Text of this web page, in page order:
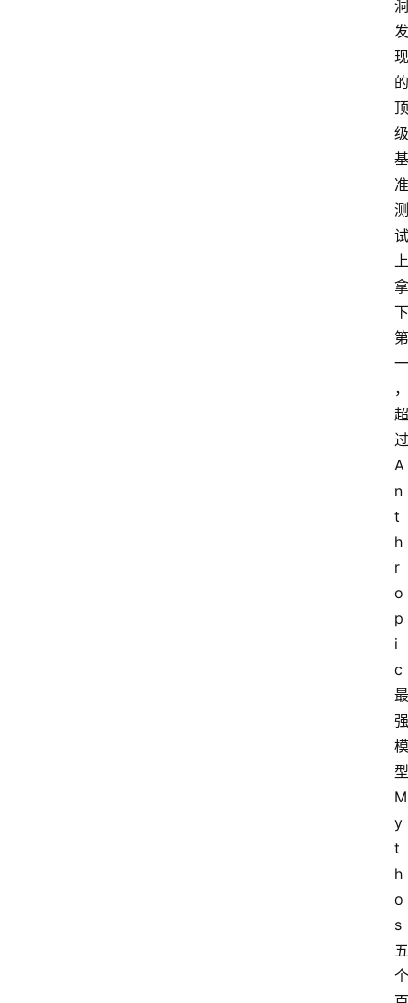
洞
发
现
的
顶
级
基
准
测
试
上
拿
下
第
一
，
超
过
A
n
t
h
r
o
p
i
c
最
强
模
型
M
y
t
h
o
s
五
个